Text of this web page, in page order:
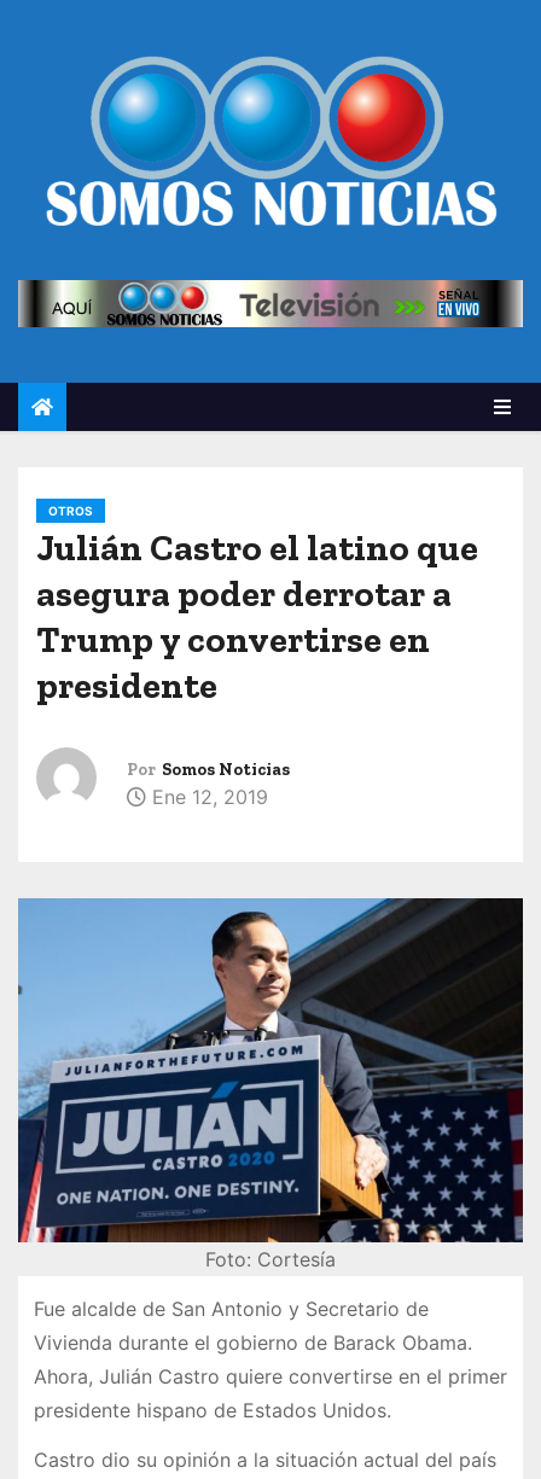
OTROS
Julián Castro el latino que
asegura poder derrotar a
Trump y convertirse en
presidente
Por Somos Noticias
Ene 12, 2019
Foto: Cortesía
Fue alcalde de San Antonio y Secretario de
Vivienda durante el gobierno de Barack Obama.
Ahora, Julián Castro quiere convertirse en el primer
presidente hispano de Estados Unidos.
Castro dio su opinión a la situación actual del país